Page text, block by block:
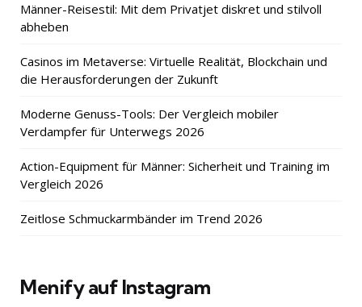
Männer-Reisestil: Mit dem Privatjet diskret und stilvoll
abheben
Casinos im Metaverse: Virtuelle Realität, Blockchain und
die Herausforderungen der Zukunft
Moderne Genuss-Tools: Der Vergleich mobiler
Verdampfer für Unterwegs 2026
Action-Equipment für Männer: Sicherheit und Training im
Vergleich 2026
Zeitlose Schmuckarmbänder im Trend 2026
Menify auf Instagram